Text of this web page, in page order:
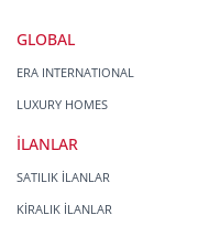
GLOBAL
ERA INTERNATIONAL
LUXURY HOMES
İLANLAR
SATILIK İLANLAR
KİRALIK İLANLAR